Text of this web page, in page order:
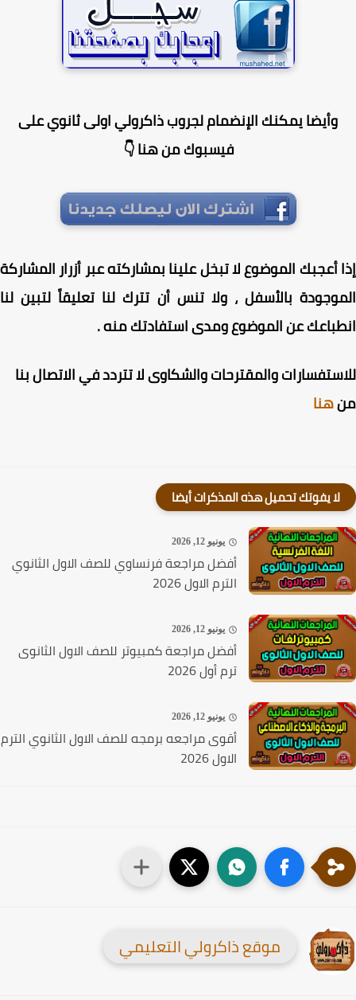
وأيضا يمكنك الإنضمام لجروب ذاكرولي اولى ثانوي على
فيسبوك من هنا 👇
أعجبك الموضوع لا تبخل علينا بمشاركته عبر أزرار المشاركة
بالأسفل ، ولا تنس أن تترك لنا تعليقاً لتبين لنا
عن الموضوع ومدى استفادتك منه .
والمقترحات والشكاوى لا تتردد في الاتصال بنا
هنا
لا يفوتك تحميل هذه المذكرات أيضا
يونيو 12, 2026
أفضل مراجعة فرنساوي للصف الاول الثانوي
الترم الاول 2026
يونيو 12, 2026
أفضل مراجعة كمبيوتر للصف الاول الثانوى
ترم أول 2026
يونيو 12, 2026
أقوى مراجعه برمجه للصف الاول الثانوي الترم
الاول 2026
موقع ذاكرولي التعليمي